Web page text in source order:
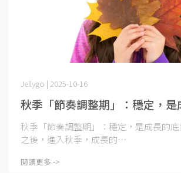
秋季「節奏調整期」：穩定，是
Jellygo | 2025-10-16
秋季「節奏調整期」：穩定，是成長的
之後，進入秋季，成長的⋯
閱讀更多 ->